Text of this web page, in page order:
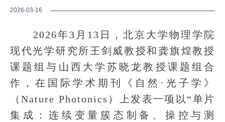
2026-03-16
2026年3月13日，北京大学物理学院
现代光学研究所王剑威教授和龚旗煌教授
课题组与山西大学苏晓龙教授课题组合
作，在国际学术期刊《自然·光子学》
（Nature Photonics）上发表一项以“单片
集成：连续变量簇态制备、操控与测